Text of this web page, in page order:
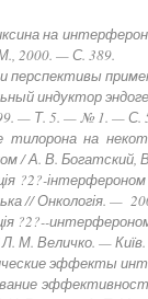
на
2000. — С. 389.
индуктор
— Т. 5. — № 1. — С.
на
/ А. В.
?2?-
// Онкологія. —
?2?--
Л. М. Величко. —
эффекты